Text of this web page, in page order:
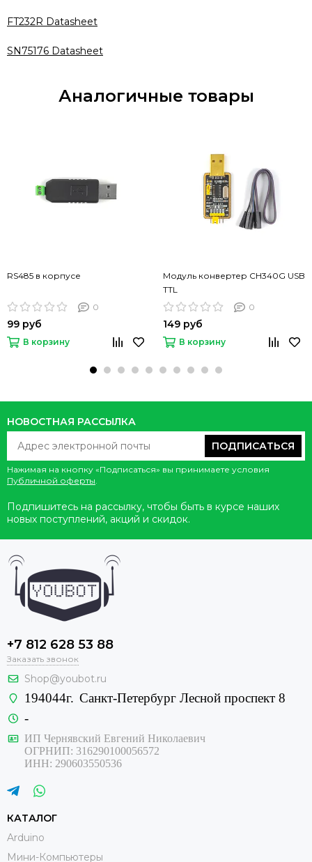
FT232R Datasheet
SN75176 Datasheet
Аналогичные товары
RS485 в корпусе
0
99 руб
В корзину
Модуль конвертер CH340G USB
TTL
0
149 руб
В корзину
НОВОСТНАЯ РАССЫЛКА
ПОДПИСАТЬСЯ
Нажимая на кнопку «Подписаться» вы принимаете условия
Публичной оферты.
Подпишитесь на рассылку, чтобы быть в курсе наших
новых поступлений, акций и скидок.
+7 812 628 53 88
Заказать звонок
Shop@youbot.ru
194044г. Санкт-Петербург Лесной проспект 8
-
ИП Чернявский Евгений Николаевич
ОГРНИП: 316290100056572
ИНН: 290603550536
КАТАЛОГ
Arduino
Мини-Компьютеры